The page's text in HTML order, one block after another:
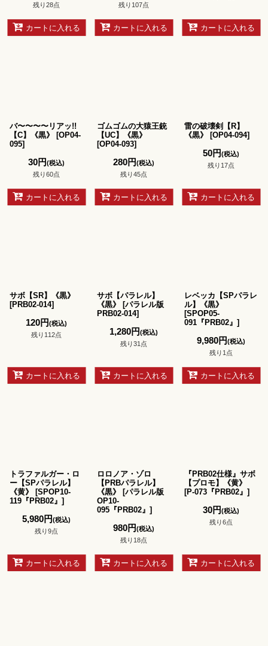
残り28点
カートに入れる
残り107点
カートに入れる カートに入れる
バ〜〜〜〜リアッ!!
【C】《黒》
[OP04-
095]
30円(税込)
残り60点
カートに入れる
ゴムゴムの大猿王銃
【UC】《黒》
[OP04-093]
280円(税込)
残り45点
カートに入れる
雷の破壊剣【R】
《黒》
[OP04-094]
50円(税込)
残り17点
カートに入れる
サボ【SR】《黒》
[PRB02-014]
120円(税込)
残り112点
カートに入れる
サボ【パラレル】
《黒》
[パラレル版
PRB02-014]
1,280円(税込)
残り31点
カートに入れる
レベッカ【SPパラレ
ル】《黒》
[SPOP05-
091『PRB02』 ]
9,980円(税込)
残り1点
カートに入れる
トラファルガー・ロ
ー【SPパラレル】
《黄》
[SPOP10-
119『PRB02』 ]
5,980円(税込)
残り9点
カートに入れる
ロロノア・ゾロ
【PRBパラレル】
《黒》
[パラレル版
OP10-
095『PRB02』 ]
980円(税込)
残り18点
カートに入れる
『PRB02仕様』サボ
【プロモ】《黄》
[P-073『PRB02』 ]
30円(税込)
残り6点
カートに入れる